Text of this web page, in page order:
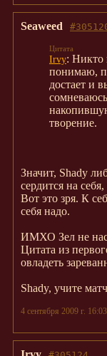
Seaweed
Irvy: Никто
понимаю,
достает и
творение.
Значит, Shady
сердится на
Вот это зря. К
себя надо.
ИМХО Зел не
Цитата из
овладеть
Shady, учите
4 сентября 2009 г. 16:03